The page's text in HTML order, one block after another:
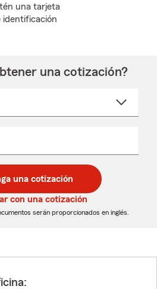
una tarjeta
identificación
una cotización?
una cotización
con una cotización
serán proporcionados en inglés.